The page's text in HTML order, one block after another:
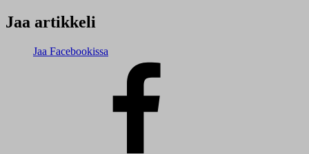
Jaa artikkeli
Jaa Facebookissa